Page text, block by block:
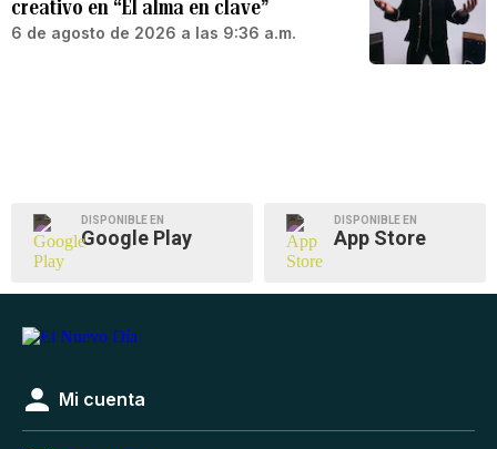
creativo en “El alma en clave”
6 de agosto de 2026 a las 9:36 a.m.
DISPONIBLE EN
Google Play
DISPONIBLE EN
App Store
Mi cuenta